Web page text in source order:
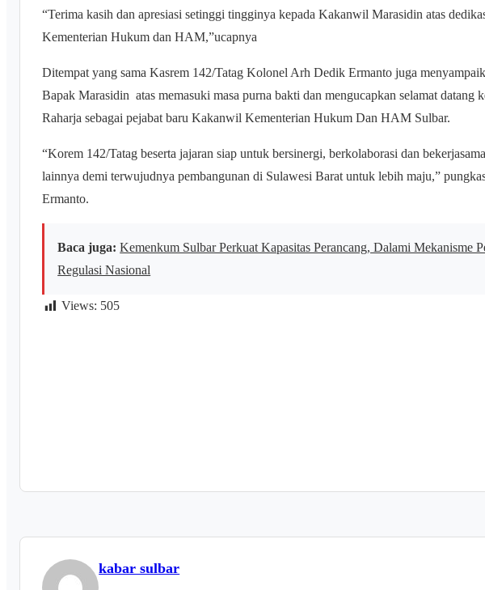
“Terima kasih dan apresiasi setinggi tingginya kepada Kakanwil Marasidin atas
Kementerian Hukum dan HAM,”ucapnya
Ditempat yang sama Kasrem 142/Tatag Kolonel Arh Dedik Ermanto juga
Bapak Marasidin atas memasuki masa purna bakti dan mengucapkan selamat datang
Raharja sebagai pejabat baru Kakanwil Kementerian Hukum Dan HAM Sulbar.
“Korem 142/Tatag beserta jajaran siap untuk bersinergi, berkolaborasi dan
lainnya demi terwujudnya pembangunan di Sulawesi Barat untuk lebih maju,”
Ermanto.
Baca juga: Kemenkum Sulbar Perkuat Kapasitas Perancang, Dalami Mekanisme
Regulasi Nasional
Views: 505
kabar sulbar